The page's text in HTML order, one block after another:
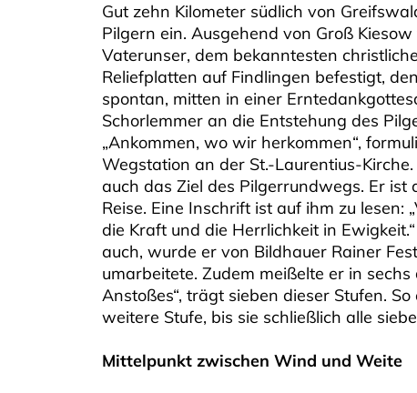
Gut zehn Kilometer südlich von
Pilgern ein. Ausgehend von Groß
Vaterunser, dem bekanntesten
Reliefplatten auf Findlingen befestigt,
spontan, mitten in einer
Schorlemmer an die Entstehung des
„Ankommen, wo wir herkommen“,
Wegstation an der St.-Laurentius-
auch das Ziel des Pilgerrundwegs. Er ist
Reise. Eine Inschrift ist auf ihm zu lesen:
die Kraft und die Herrlichkeit in
auch, wurde er von Bildhauer Rainer
umarbeitete. Zudem meißelte er in
Anstoßes“, trägt sieben dieser Stufen.
weitere Stufe, bis sie schließlich alle
Mittelpunkt zwischen Wind und Weite